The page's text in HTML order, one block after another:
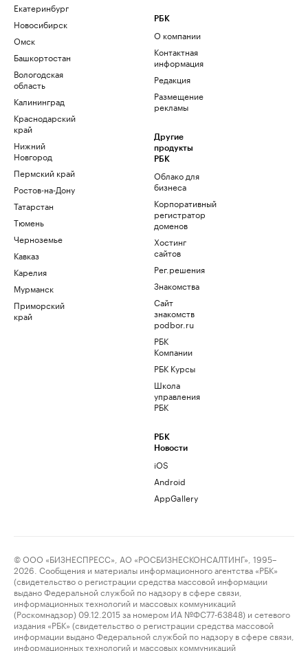
Екатеринбург
Новосибирск
Омск
Башкортостан
Вологодская
область
Калининград
Краснодарский
край
Нижний
Новгород
Пермский край
Ростов-на-Дону
Татарстан
Тюмень
Черноземье
Кавказ
Карелия
Мурманск
Приморский
край
РБК
О компании
Контактная
информация
Редакция
Размещение
рекламы
Другие
продукты
РБК
Облако для
бизнеса
Корпоративный
регистратор
доменов
Хостинг
сайтов
Рег.решения
Знакомства
Сайт
знакомств
podbor.ru
РБК
Компании
РБК Курсы
Школа
управления
РБК
РБК
Новости
iOS
Android
AppGallery
© ООО «БИЗНЕСПРЕСС», АО «РОСБИЗНЕСКОНСАЛТИНГ», 1995–
2026. Сообщения и материалы информационного агентства «РБК»
(свидетельство о регистрации средства массовой информации
выдано Федеральной службой по надзору в сфере связи,
информационных технологий и массовых коммуникаций
(Роскомнадзор) 09.12.2015 за номером ИА №ФС77-63848) и сетевого
издания «РБК» (свидетельство о регистрации средства массовой
информации выдано Федеральной службой по надзору в сфере связи,
информационных технологий и массовых коммуникаций